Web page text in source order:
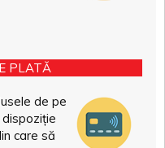
PLATĂ
de pe
dispoziție
care să